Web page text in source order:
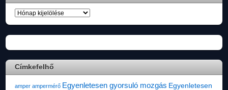
Archívum
Címkefelhő
amper ampermérő Egyenletesen gyorsuló mozgás Egyenletesen